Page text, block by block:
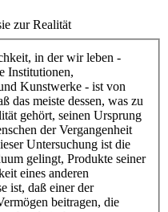
zur Realität
in der wir leben -
Institutionen,
Kunstwerke - ist von
das meiste dessen, was zu
gehört, seinen Ursprung
der Vergangenheit
Untersuchung ist die
gelingt, Produkte seiner
eines anderen
ist, daß einer der
beitragen, die